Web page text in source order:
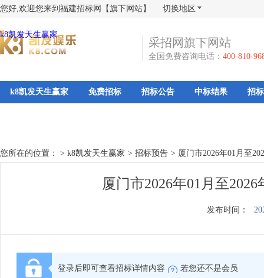
您好,欢迎您来到福建招标网【旗下网站】 切换地区
k8凯发天生赢家
采招网旗下网站
全国免费咨询电话： 400-810-
k8凯发天生赢家 免费招标 招标公告 中标结果 招
您所在的位置： > k8凯发天生赢家 > 招标预告 > 厦门市2026年01月至
厦门市2026年01月至
发布时间：
登录后即可查看招标详情内容 若您还不是会员